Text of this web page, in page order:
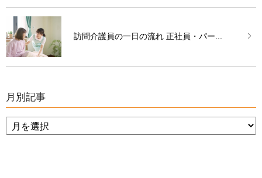
訪問介護員の一日の流れ 正社員・パー...
月別記事